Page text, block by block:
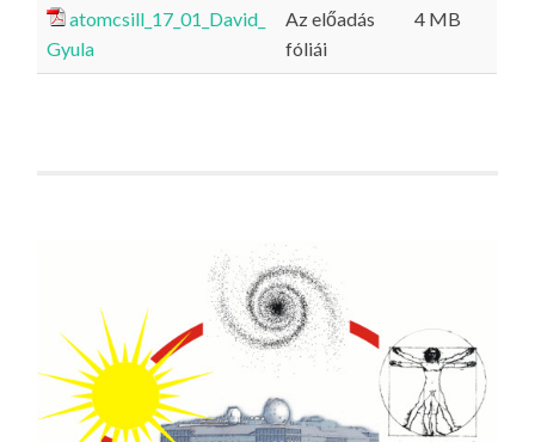
atomcsill_17_01_David_
Gyula
Az előadás
fóliái
4 MB